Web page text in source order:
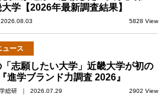
学【2026年最新調査結果】
5828 View
ュース
志願したい大学」近畿大学が初の
進学ブランド力調査 2026』
学総研 ｜ 2026.07.29 2902 View